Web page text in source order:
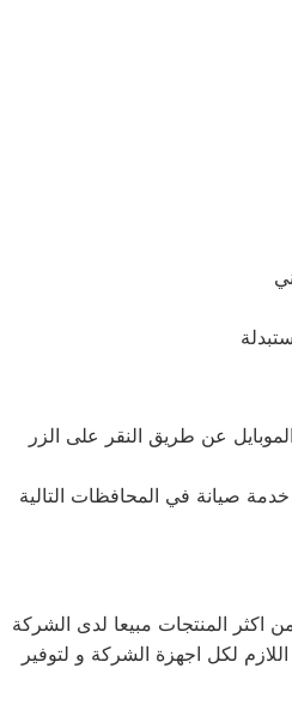
عن طريق النقر على الزر
صيانة في المحافظات التالية
اكثر المنتجات مبيعا لدى الشركة
لكل اجهزة الشركة و لتوفير